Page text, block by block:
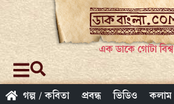
এক ডাকে গোটা বিশ্ব
গল্প / কবিতা প্রবন্ধ ভিডিও কলাম